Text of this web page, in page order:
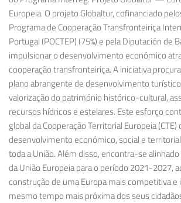
Europeia. O projeto Globaltur, cofinanciado
Programa de Cooperação Transfronteiriça
Portugal (POCTEP) (75%) e pela Diputación de
impulsionar o desenvolvimento económico
cooperação transfronteiriça. A iniciativa
plano abrangente de desenvolvimento
valorização do património histórico-cultural,
recursos hídricos e estelares. Este esforço
global da Cooperação Territorial Europeia
desenvolvimento económico, social e
toda a União. Além disso, encontra-se
da União Europeia para o período 2021-2027,
construção de uma Europa mais competitiva e
mesmo tempo mais próxima dos seus